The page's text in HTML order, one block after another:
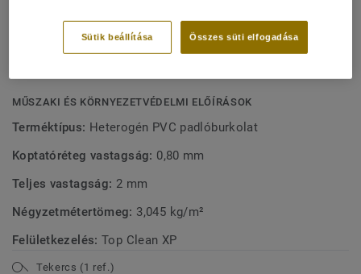
telepítésre: területi elasztikus rendszer (A4), ideális
multisport létesítményekhez és könnyű többcélú
MŰSZAKI ÉS KÖRNYEZETVÉDELMI ELŐÍRÁSOK
Terméktípus: Heterogén PVC padlóburkolat
Koptatóréteg vastagság: 0,80 mm
Teljes vastagság: 2 mm
Négyzetmétertömeg: 3,045 kg/m²
Felületkezelés:Top Clean XP
Tekercs (1 ref.)
Összes süti elfogadása
Sütik beállítása